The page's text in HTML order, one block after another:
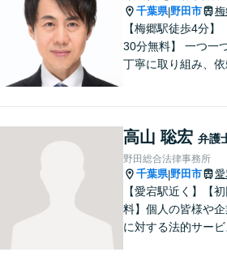
千葉県|野田市 梅
【梅郷駅徒歩4分】
30分無料】 一つ一
丁寧に取り組み、依
す。
高山 聡宏 弁護
野田総合法律事務所
千葉県|野田市 愛
【愛宕駅近く】【
料】個人の皆様や
に対する法的サービ